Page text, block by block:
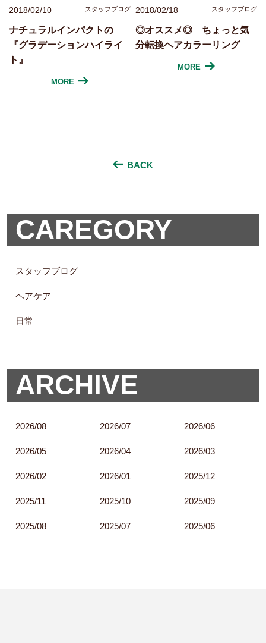
2018/02/10 スタッフブログ
ナチュラルインパクトの
『グラデーションハイライ
ト』
MORE
2018/02/18 スタッフブログ
◎オススメ◎ ちょっと気
分転換ヘアカラーリング
MORE
BACK
CAREGORY
スタッフブログ
ヘアケア
日常
ARCHIVE
2026/08 2026/07 2026/06
2026/05 2026/04 2026/03
2026/02 2026/01 2025/12
2025/11 2025/10 2025/09
2025/08 2025/07 2025/06